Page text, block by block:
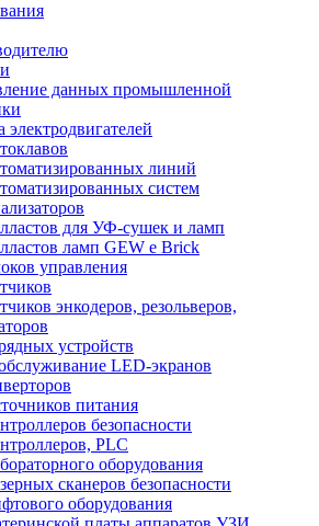
данных промышленной
электродвигателей
линий
систем
для УФ-сушек и ламп
ламп GEW e Brick
управления
энкодеров, резольверов,
устройств
LED-экранов
питания
безопасности
PLC
оборудования
сканеров безопасности
оборудования